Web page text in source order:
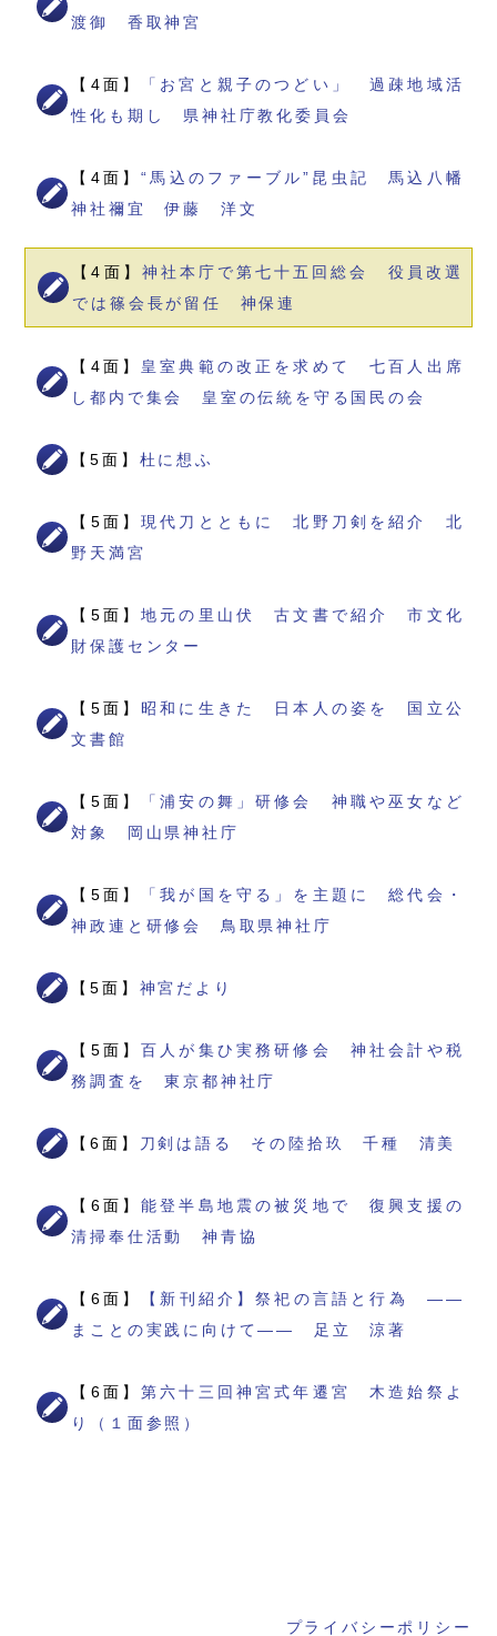
渡御 香取神宮
【4面】
「お宮と親子のつどい」 過疎地域活
性化も期し 県神社庁教化委員会
【4面】“馬込のファーブル”昆虫記 馬込八幡
神社禰宜 伊藤 洋文
【4面】 神社本庁で第七十五回総会 役員改選
では篠会長が留任 神保連
【4面】 皇室典範の改正を求めて 七百人出席
し都内で集会 皇室の伝統を守る国民の会
【5面】 杜に想ふ
【5面】現代刀とともに 北野刀剣を紹介 北
野天満宮
【5面】地元の里山伏 古文書で紹介 市文化
財保護センター
【5面】 昭和に生きた 日本人の姿を 国立公
文書館
【5面】
「浦安の舞」研修会 神職や巫女など
対象 岡山県神社庁
【5面】
「我が国を守る」を主題に 総代会・
神政連と研修会 鳥取県神社庁
【5面】 神宮だより
【5面】百人が集ひ実務研修会 神社会計や税
務調査を 東京都神社庁
【6面】 刀剣は語る その陸拾玖 千種 清美
【6面】能登半島地震の被災地で 復興支援の
清掃奉仕活動 神青協
【6面】
【新刊紹介】祭祀の言語と行為 ――
まことの実践に向けて―― 足立 涼著
【6面】第六十三回神宮式年遷宮 木造始祭よ
り（１面参照）
プライバシーポリシー